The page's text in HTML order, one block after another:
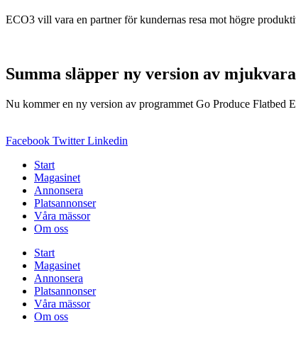
ECO3 vill vara en partner för kundernas resa mot högre
Summa släpper ny version av
Nu kommer en ny version av programmet Go Produce Flatbed
Facebook Twitter Linkedin
Start
Magasinet
Annonsera
Platsannonser
Våra mässor
Om oss
Start
Magasinet
Annonsera
Platsannonser
Våra mässor
Om oss